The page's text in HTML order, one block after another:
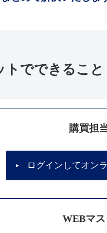
トでできること
購買担
ログインしてオン
WEBマ